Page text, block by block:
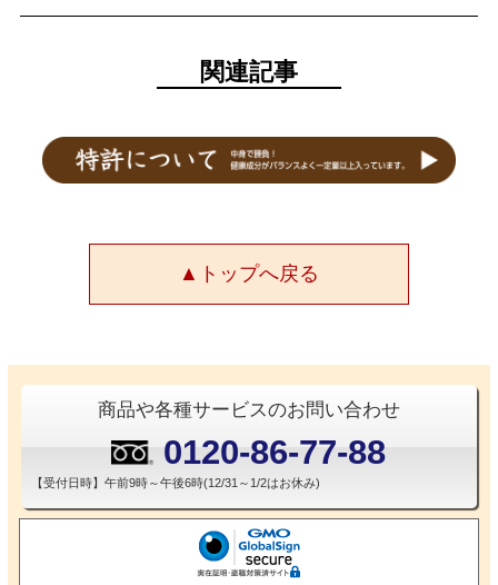
関連記事
▲トップへ戻る
商品や各種サービスのお問い合わせ
0120-86-77-88
【受付日時】午前9時～午後6時(12/31～1/2はお休み)